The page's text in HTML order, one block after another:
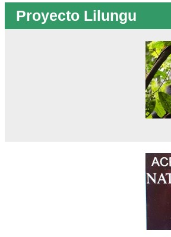
Proyecto Lilungu